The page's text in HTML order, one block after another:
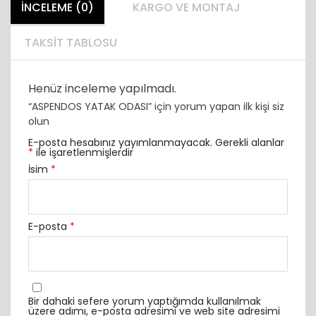
İNCELEME (0) KARGO VE MONTAJ
TAKSIT TABLOSU
Henüz inceleme yapılmadı.
“ASPENDOS YATAK ODASI” için yorum yapan ilk kişi siz
olun
E-posta hesabınız yayımlanmayacak. Gerekli alanlar
* ile işaretlenmişlerdir
İsim *
E-posta *
Bir dahaki sefere yorum yaptığımda kullanılmak
üzere adımı, e-posta adresimi ve web site adresimi